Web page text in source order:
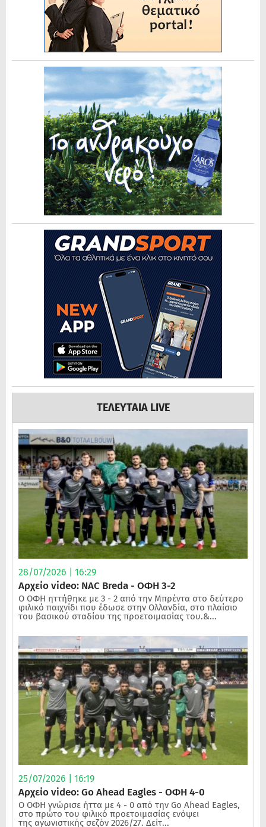
ΤΕΛΕΥΤΑΙΑ LIVE
28/07/2026 | 16:29
Αρχείο video: NAC Breda - ΟΦΗ 3-2
Ο ΟΦΗ ηττήθηκε με 3 - 2 από την Μπρέντα στο δεύτερο
φιλικό παιχνίδι που έδωσε στην Ολλανδία, στο πλαίσιο
του βασικού σταδίου της προετοιμασίας του.&...
25/07/2026 | 16:19
Αρχείο video: Go Ahead Eagles - ΟΦΗ 4-0
Ο ΟΦΗ γνώρισε ήττα με 4 - 0 από την Go Ahead Eagles,
στο πρώτο του φιλικό προετοιμασίας ενόψει
της αγωνιστικής σεζόν 2026/27. Δείτ...